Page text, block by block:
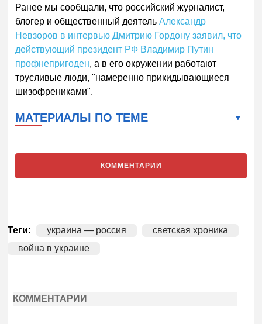
Ранее мы сообщали, что российский журналист,
блогер и общественный деятельАлександр
Невзоров в интервью Дмитрию Гордону заявил, что
действующий президент РФ Владимир Путин
профнепригоден, а в его окружении работают
трусливые люди, "намеренно прикидывающиеся
шизофрениками".
МАТЕРИАЛЫ ПО ТЕМЕ
КОММЕНТАРИИ
Теги: украина — россия
светская хроника
война в украине
КОММЕНТАРИИ